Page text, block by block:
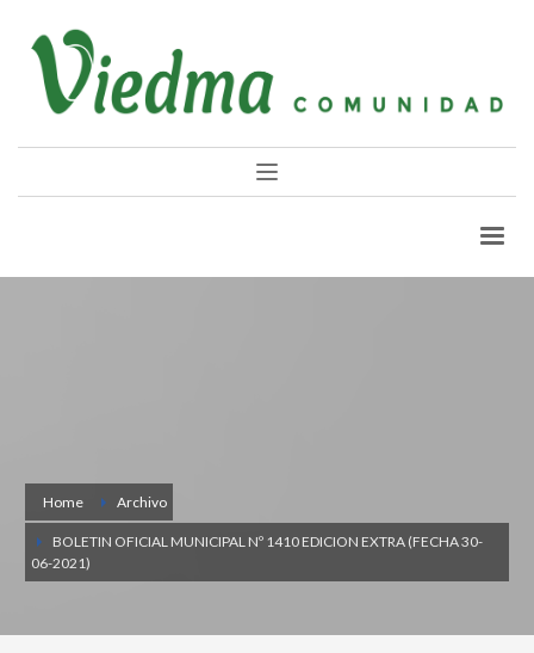
Home Archivo
BOLETIN OFICIAL MUNICIPAL Nº 1410 EDICION EXTRA (FECHA 30-
06-2021)